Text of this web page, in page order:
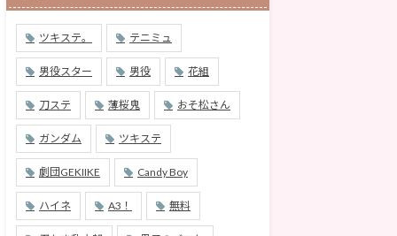
ツキステ。 テニミュ
男役スター 男役 花組
刀ステ 薄桜鬼 おそ松さん
ガンダム ツキステ
劇団GEKIIKE Candy Boy
ハイネ A3！ 無料